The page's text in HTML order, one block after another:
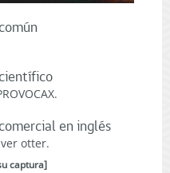
en inglés
otter.
captura]